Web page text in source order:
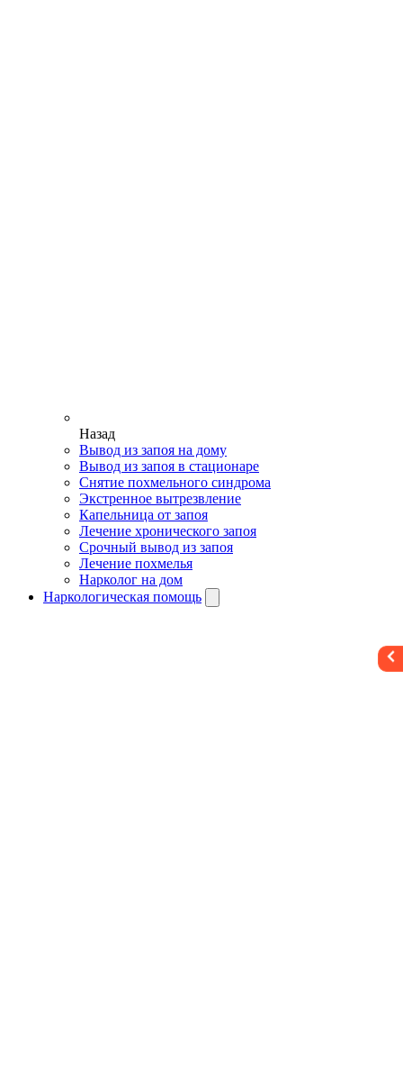
Назад
Вывод из запоя на дому
Вывод из запоя в стационаре
Снятие похмельного синдрома
Экстренное вытрезвление
Капельница от запоя
Лечение хронического запоя
Срочный вывод из запоя
Лечение похмелья
Нарколог на дом
Наркологическая помощь